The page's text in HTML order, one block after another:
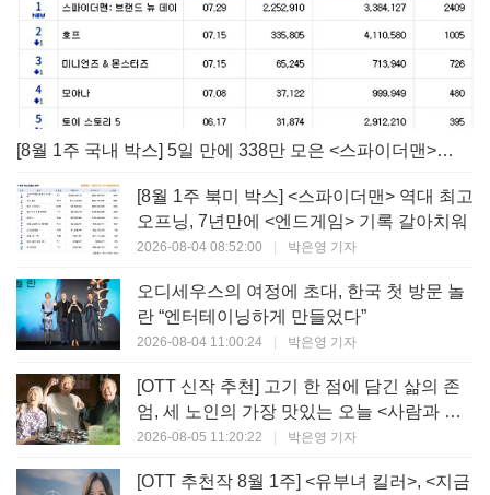
[8월 1주 국내 박스] 5일 만에 338만 모은 <스파이더맨> 극장가 235% 대반등, <호프>는 400만 돌파
[8월 1주 북미 박스] <스파이더맨> 역대 최고
오프닝, 7년만에 <엔드게임> 기록 갈아치워
2026-08-04 08:52:00 | 박은영 기자
오디세우스의 여정에 초대, 한국 첫 방문 놀
란 “엔터테이닝하게 만들었다”
2026-08-04 11:00:24 | 박은영 기자
[OTT 신작 추천] 고기 한 점에 담긴 삶의 존
엄, 세 노인의 가장 맛있는 오늘 <사람과 고
기>
2026-08-05 11:20:22 | 박은영 기자
[OTT 추천작 8월 1주] <유부녀 킬러>, <지금